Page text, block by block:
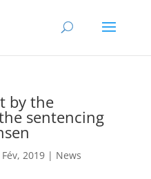
by the
sentencing
2019| News